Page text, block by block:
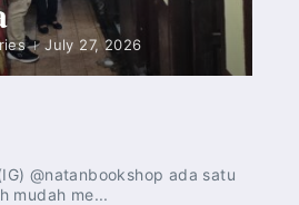
July 27, 2026
@natanbookshop ada satu
mudah me...